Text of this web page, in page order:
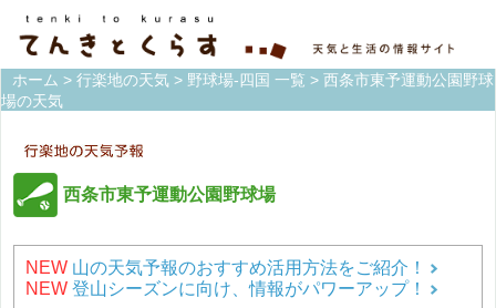
ホーム > 行楽地の天気 > 野球場-四国 一覧 > 西条市東予運動公園野球
場の天気
西条市東予運動公園野球場
NEW 山の天気予報のおすすめ活用方法をご紹介！
NEW 登山シーズンに向け、情報がパワーアップ！